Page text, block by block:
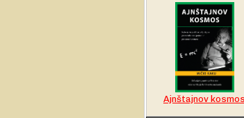
Ajnštajnov kosmos